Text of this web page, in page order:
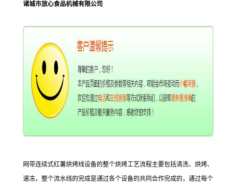
诸城市放心食品机械有限公司
网带连续式红薯烘烤线设备的整个烘烤工艺流程主要包括清洗、烘烤、
速冻，整个流水线的完成是通过各个设备的共同合作完成的，通过每个